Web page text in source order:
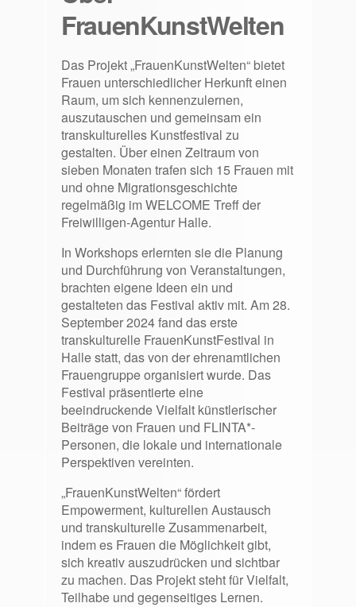
FrauenKunstWelten
Das Projekt „FrauenKunstWelten“ bietet
Frauen unterschiedlicher Herkunft einen
Raum, um sich kennenzulernen,
auszutauschen und gemeinsam ein
transkulturelles Kunstfestival zu
gestalten. Über einen Zeitraum von
sieben Monaten trafen sich 15 Frauen mit
und ohne Migrationsgeschichte
regelmäßig im WELCOME Treff der
Freiwilligen-Agentur Halle.
In Workshops erlernten sie die Planung
und Durchführung von Veranstaltungen,
brachten eigene Ideen ein und
gestalteten das Festival aktiv mit. Am 28.
September 2024 fand das erste
transkulturelle FrauenKunstFestival in
Halle statt, das von der ehrenamtlichen
Frauengruppe organisiert wurde. Das
Festival präsentierte eine
beeindruckende Vielfalt künstlerischer
Beiträge von Frauen und FLINTA*-
Personen, die lokale und internationale
Perspektiven vereinten.
„FrauenKunstWelten“ fördert
Empowerment, kulturellen Austausch
und transkulturelle Zusammenarbeit,
indem es Frauen die Möglichkeit gibt,
sich kreativ auszudrücken und sichtbar
zu machen. Das Projekt steht für Vielfalt,
Teilhabe und gegenseitiges Lernen.